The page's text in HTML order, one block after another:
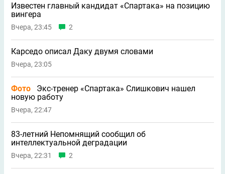
Известен главный кандидат «Спартака» на позицию
вингера
Вчера, 23:45 2
Карседо описал Даку двумя словами
Вчера, 23:05
Фото
Экс-тренер «Спартака» Слишкович нашел
новую работу
Вчера, 22:47
83-летний Непомнящий сообщил об
интеллектуальной деградации
Вчера, 22:31 2